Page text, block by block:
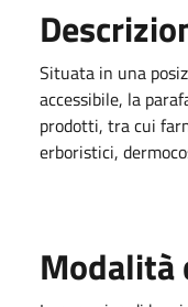
Situata in una
accessibile, la
prodotti, tra cui
erboristici,
Modalità